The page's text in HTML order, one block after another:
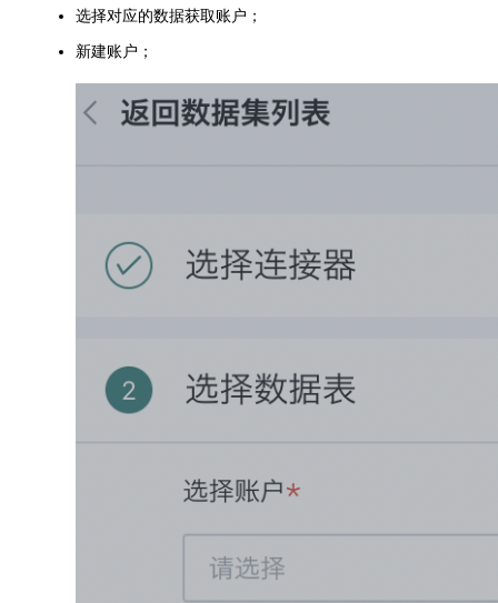
选择对应的数据获取账户；
新建账户；